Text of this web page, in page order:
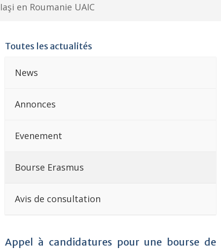
Iaşi en Roumanie UAIC
Toutes les actualités
News
Annonces
Evenement
Bourse Erasmus
Avis de consultation
Appel à candidatures pour une bourse de